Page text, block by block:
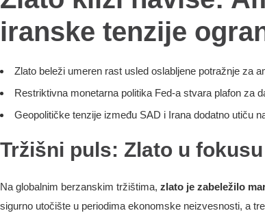
iranske tenzije
Zlato beleži umeren rast usled oslabljene potražnje za
Restriktivna monetarna politika Fed-a stvara plafon za
Geopolitičke tenzije između SAD i Irana dodatno utiču
Tržišni puls: Zlato u
Na globalnim berzanskim tržištima, zlato je zabeležilo
sigurno utočište u periodima ekonomske neizvesnosti, a